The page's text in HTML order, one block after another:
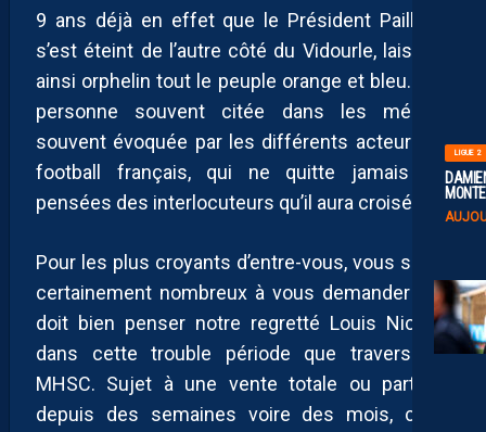
LIGUE 2
9 ans déjà en effet que le Président Pailladin
s’est éteint de l’autre côté du Vidourle, laissant
ainsi orphelin tout le peuple orange et bleu. Une
personne souvent citée dans les médias,
souvent évoquée par les différents acteurs du
football français, qui ne quitte jamais les
pensées des interlocuteurs qu’il aura croisées.
Pour les plus croyants d’entre-vous, vous serez
certainement nombreux à vous demander que
doit bien penser notre regretté Louis Nicollin
dans cette trouble période que traverse le
MHSC. Sujet à une vente totale ou partielle
depuis des semaines voire des mois, cette